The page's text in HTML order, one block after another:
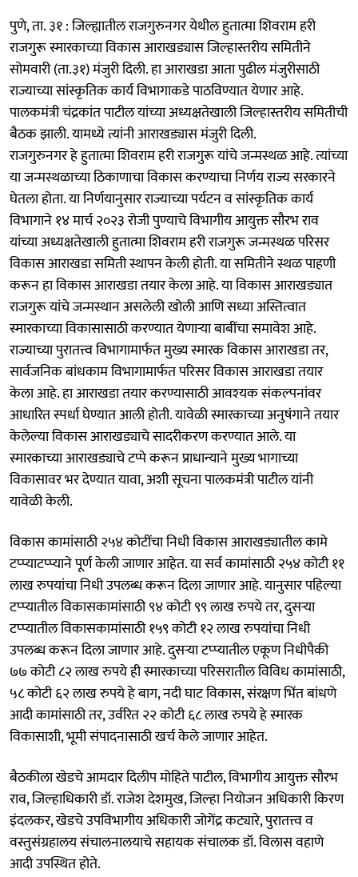
पुणे, ता. ३१ : जिल्ह्यातील राजगुरुनगर येथील हुतात्मा शिवराम हरी
राजगुरू स्मारकाच्या विकास आराखड्यास जिल्हास्तरीय समितीने
सोमवारी (ता.३१) मंजुरी दिली. हा आराखडा आता पुढील मंजुरीसाठी
राज्याच्या सांस्कृतिक कार्य विभागाकडे पाठविण्यात येणार आहे.
पालकमंत्री चंद्रकांत पाटील यांच्या अध्यक्षतेखाली जिल्हास्तरीय समितीची
बैठक झाली. यामध्ये त्यांनी आराखड्यास मंजुरी दिली.
राजगुरुनगर हे हुतात्मा शिवराम हरी राजगुरू यांचे जन्मस्थळ आहे. त्यांच्या
या जन्मस्थळाच्या ठिकाणाचा विकास करण्याचा निर्णय राज्य सरकारने
घेतला होता. या निर्णयानुसार राज्याच्या पर्यटन व सांस्कृतिक कार्य
विभागाने १४ मार्च २०२३ रोजी पुण्याचे विभागीय आयुक्त सौरभ राव
यांच्या अध्यक्षतेखाली हुतात्मा शिवराम हरी राजगुरू जन्मस्थळ परिसर
विकास आराखडा समिती स्थापन केली होती. या समितीने स्थळ पाहणी
करून हा विकास आराखडा तयार केला आहे. या विकास आराखड्यात
राजगुरू यांचे जन्मस्थान असलेली खोली आणि सध्या अस्तित्वात
स्मारकाच्या विकासासाठी करण्यात येणाऱ्या बाबींचा समावेश आहे.
राज्याच्या पुरातत्त्व विभागामार्फत मुख्य स्मारक विकास आराखडा तर,
सार्वजनिक बांधकाम विभागामार्फत परिसर विकास आराखडा तयार
केला आहे. हा आराखडा तयार करण्यासाठी आवश्‍यक संकल्पनांवर
आधारित स्पर्धा घेण्यात आली होती. यावेळी स्मारकाच्या अनुषंगाने तयार
केलेल्या विकास आराखड्याचे सादरीकरण करण्यात आले. या
स्मारकाच्या आराखड्याचे टप्पे करून प्राधान्याने मुख्य भागाच्या
विकासावर भर देण्यात यावा, अशी सूचना पालकमंत्री पाटील यांनी
यावेळी केली.
विकास कामांसाठी २५४ कोटींचा निधी विकास आराखड्यातील कामे
टप्प्याटप्प्याने पूर्ण केली जाणार आहेत. या सर्व कामांसाठी २५४ कोटी ११
लाख रुपयांचा निधी उपलब्ध करून दिला जाणार आहे. यानुसार पहिल्या
टप्प्यातील विकासकामांसाठी ९४ कोटी ९९ लाख रुपये तर, दुसऱ्या
टप्प्यातील विकासकामांसाठी १५९ कोटी १२ लाख रुपयांचा निधी
उपलब्ध करून दिला जाणार आहे. दुसऱ्या टप्प्यातील एकूण निधीपैकी
७७ कोटी ८२ लाख रुपये ही स्मारकाच्या परिसरातील विविध कामांसाठी,
५८ कोटी ६२ लाख रुपये हे बाग, नदी घाट विकास, संरक्षण भिंत बांधणे
आदी कामांसाठी तर, उर्वरित २२ कोटी ६८ लाख रुपये हे स्मारक
विकासाशी, भूमी संपादनासाठी खर्च केले जाणार आहेत.
बैठकीला खेडचे आमदार दिलीप मोहिते पाटील, विभागीय आयुक्त सौरभ
राव, जिल्हाधिकारी डॉ. राजेश देशमुख, जिल्हा नियोजन अधिकारी किरण
इंदलकर, खेडचे उपविभागीय अधिकारी जोगेंद्र कट्यारे, पुरातत्त्व व
वस्तुसंग्रहालय संचालनालयाचे सहायक संचालक डॉ. विलास वहाणे
आदी उपस्थित होते.